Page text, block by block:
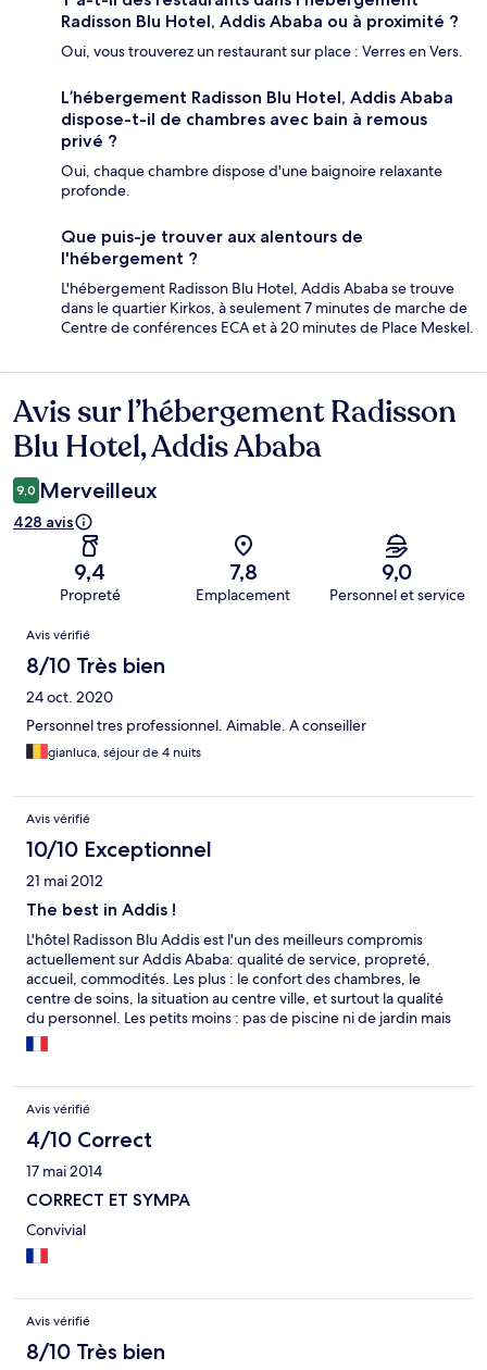
Radisson Blu Hotel, Addis Ababa ou à proximité ?
Oui, vous trouverez un restaurant sur place : Verres en Vers.
L’hébergement Radisson Blu Hotel, Addis Ababa
dispose-t-il de chambres avec bain à remous
privé ?
Oui, chaque chambre dispose d'une baignoire relaxante
profonde.
Que puis-je trouver aux alentours de
l'hébergement ?
L'hébergement Radisson Blu Hotel, Addis Ababa se trouve
dans le quartier Kirkos, à seulement 7 minutes de marche de
Centre de conférences ECA et à 20 minutes de Place Meskel.
Avis
Avis sur l’hébergement Radisson
Blu Hotel, Addis Ababa
9,0 Merveilleux
428 avis
9,4
Propreté
7,8
Emplacement
9,0
Personnel et service
Avis
Avis vérifié
8/10 Très bien
24 oct. 2020
Personnel tres professionnel. Aimable. A conseiller
gianluca, séjour de 4 nuits
Avis vérifié
10/10 Exceptionnel
21 mai 2012
The best in Addis !
L'hôtel Radisson Blu Addis est l'un des meilleurs compromis
actuellement sur Addis Ababa: qualité de service, propreté,
accueil, commodités. Les plus : le confort des chambres, le
centre de soins, la situation au centre ville, et surtout la qualité
du personnel. Les petits moins : pas de piscine ni de jardin mais
une terrasse en plein air.
Avis vérifié
4/10 Correct
17 mai 2014
CORRECT ET SYMPA
Convivial
Avis vérifié
8/10 Très bien